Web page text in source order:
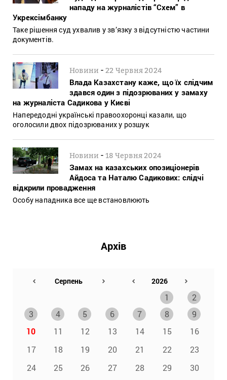
нападу на журналістів “Схем” в
Укрексімбанку
Таке рішення суд ухвалив у зв’язку з відсутністю частини
документів.
Новини -22 Червня 2024
Влада Казахстану каже, що їх слідчим
здався один з підозрюваних у замаху
на журналіста Садикова у Києві
Напередодні українські правоохоронці казали, що
оголосили двох підозрюваних у розшук
Новини -18 Червня 2024
Замах на казахських опозиціонерів
Айдоса та Наталю Садикових: слідчі
відкрили провадження
Особу нападника все ще встановлюють
Архів
1
2
3
4 5 6 7 8
9
10
11 12 13 14 15
16
17
18 19 20 21 22
23
24
25 26 27 28 29
30